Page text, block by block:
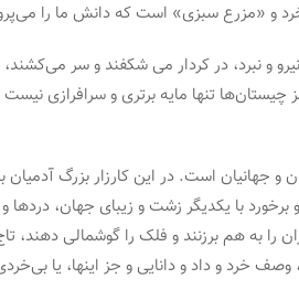
سبزی» است که دانش ما را می‌پرورد
و نبرد، در کردار می شکفند و سر
تنها مایه برتری و سرافرازی نیست
و جهانیان است. در این کارزار بزرگ
برخورد با یکدیگر زشت و زیبای جهان،
را به هم برزنند و فلک را گوشمالی
خرد و داد و دانایی و جز اینها، یا